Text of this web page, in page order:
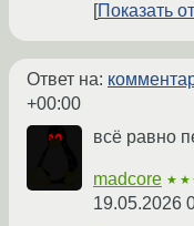
Показать
Ответ на:
+00:00
всё равно
madcore
19.05.2026